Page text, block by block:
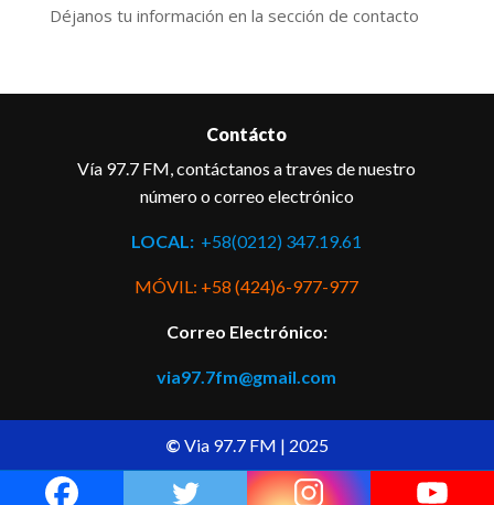
Déjanos tu información en la sección de contacto
Contácto
Vía 97.7 FM, contáctanos a traves de nuestro
número o correo electrónico
LOCAL: +58(0212) 347.19.61
MÓVIL: +58 (424)6-977-977
Correo Electrónico:
via97.7fm@gmail.com
© Via 97.7 FM | 2025